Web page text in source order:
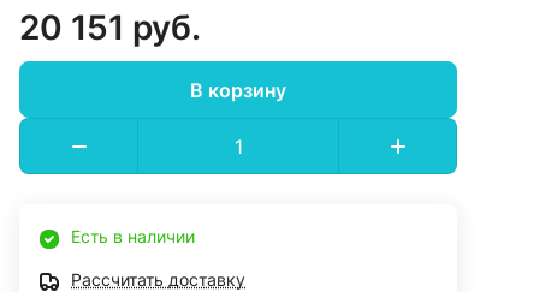
20 151 руб.
В корзину
Есть в наличии
Рассчитать доставку